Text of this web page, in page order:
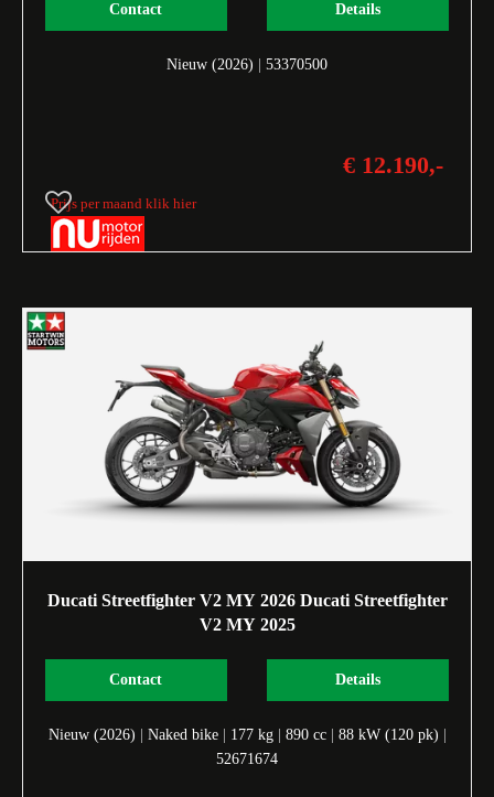
Details
Contact
Nieuw (2026) 53370500
€ 12.190,-
Prijs per maand klik hier
Ducati Streetfighter V2 MY 2026 Ducati Streetfighter
V2 MY 2025
Details
Contact
Nieuw (2026) Naked bike| 177 kg| 890 cc| 88 kW (120 pk)
52671674